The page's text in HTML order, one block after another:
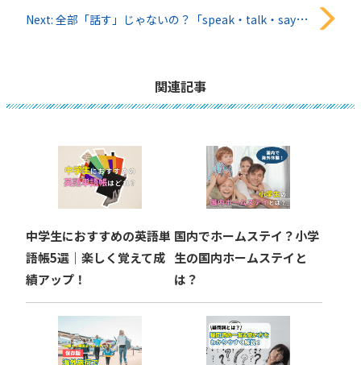
稿
ョ
ン
Next: 全部「話す」じゃないの？「speak・talk・say・tell」の違いを丁寧に解説
関連記事
中学生におすすめの英語単
語帳5選｜楽しく覚えて成
績アップ！
国内でホームステイ？小学
生の国内ホームステイと
は？